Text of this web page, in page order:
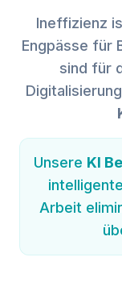
Ineffizienz
Engpässe für
sind für
Unsere KI
Arbeit